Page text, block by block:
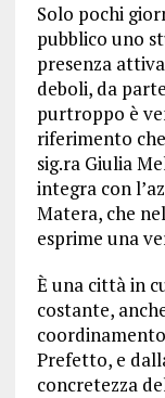
Solo pochi
pubblico uno
presenza
deboli, da
purtroppo è
riferimento
sig.ra Giulia
integra con
Matera, che
esprime una
È una città in
costante,
Prefetto, e
concretezza